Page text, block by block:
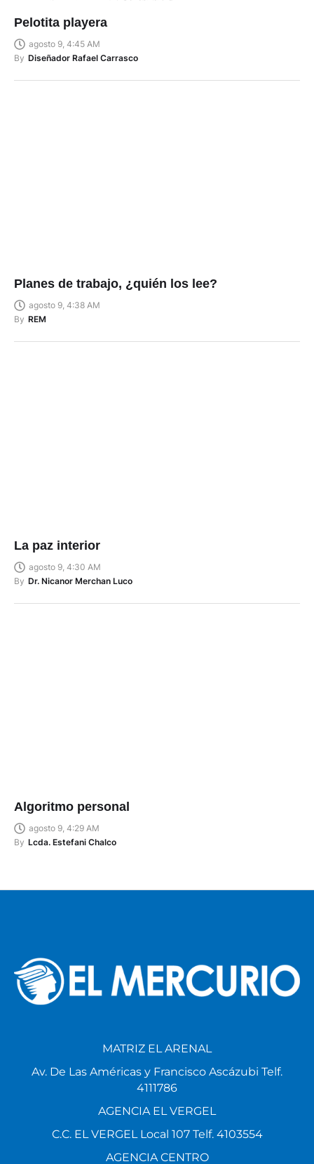
Pelotita playera
agosto 9, 4:45 AM
By Diseñador Rafael Carrasco
Planes de trabajo, ¿quién los lee?
agosto 9, 4:38 AM
By REM
La paz interior
agosto 9, 4:30 AM
By Dr. Nicanor Merchan Luco
Algoritmo personal
agosto 9, 4:29 AM
By Lcda. Estefani Chalco
MATRIZ EL ARENAL
Av. De Las Américas y Francisco Ascázubi Telf.
4111786
AGENCIA EL VERGEL
C.C. EL VERGEL Local 107 Telf. 4103554
AGENCIA CENTRO